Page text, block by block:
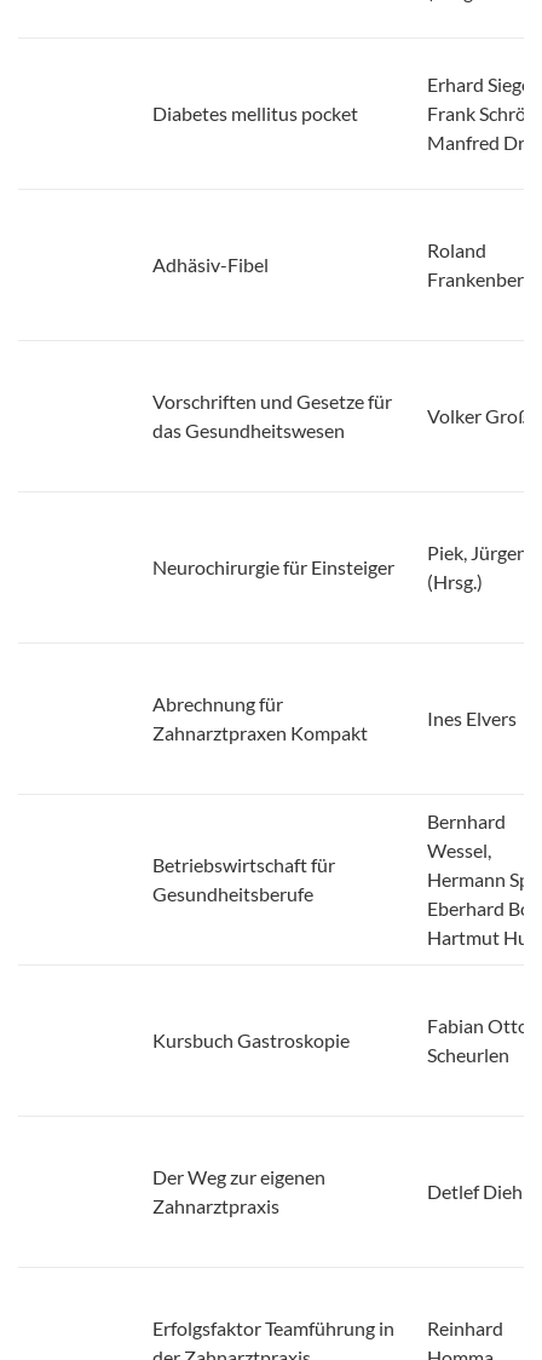
Diabetes mellitus pocket
Erhard Siegel,
Frank
Manfred
Vorschriften und Gesetze für
das Gesundheitswesen
Volker
Neurochirurgie für Einsteiger
Piek, Jürgen
(Hrsg.)
Abrechnung für
Zahnarztpraxen Kompakt
Ines Elvers
Betriebswirtschaft für
Gesundheitsberufe
Bernhard
Wessel,
Hermann
Eberhard
Hartmut Hug
Kursbuch Gastroskopie
Fabian Otto
Scheurlen
Der Weg zur eigenen
Zahnarztpraxis
Detlef Diehr
Erfolgsfaktor Teamführung in
der Zahnarztpraxis
Reinhard
Homma